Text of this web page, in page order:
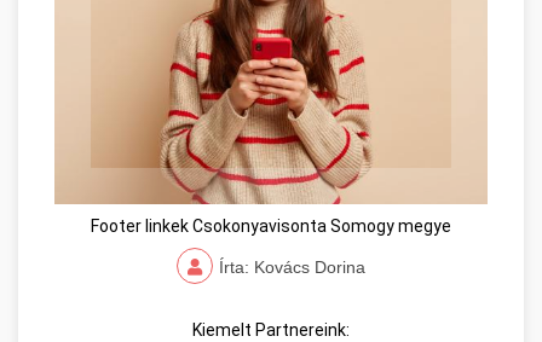
Footer linkek Csokonyavisonta Somogy megye
Írta: Kovács Dorina
Kiemelt Partnereink: